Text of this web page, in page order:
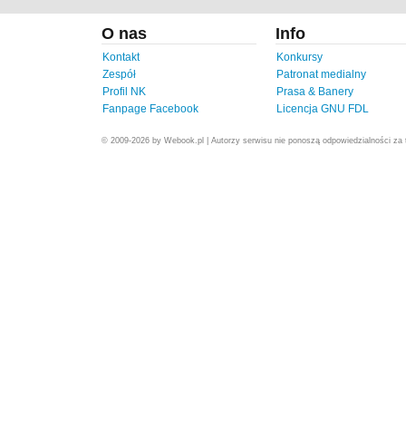
O nas
Kontakt
Zespół
Profil NK
Fanpage Facebook
Info
Konkursy
Patronat medialny
Prasa & Banery
Licencja GNU FDL
© 2009-2026 by Webook.pl | Autorzy serwisu nie ponoszą odpowiedzialności